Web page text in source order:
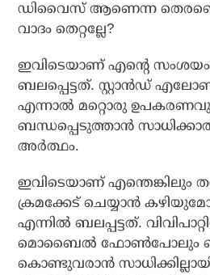
ഡിവൈസ് ആണെന്ന
വാദം തെറ്റല്ലേ?
ഇവിടെയാണ് എന്റെ
ബലപ്പെട്ടത്. സ്റ്റാന്‍ഡ്
എന്നാല്‍ മറ്റൊരു
ബന്ധപ്പെടുത്താന്‍
അര്‍ത്ഥം.
ഇവിടെയാണ് എന്തെങ്കിലും
ക്രമക്കേട് ചെയ്യാന്‍
എന്നില്‍ ബലപ്പട്ടത്.
മൊബൈല്‍ ഫോണ്‍പോലും
കൊണ്ടുവരാന്‍